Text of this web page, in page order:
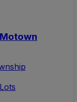
Motown